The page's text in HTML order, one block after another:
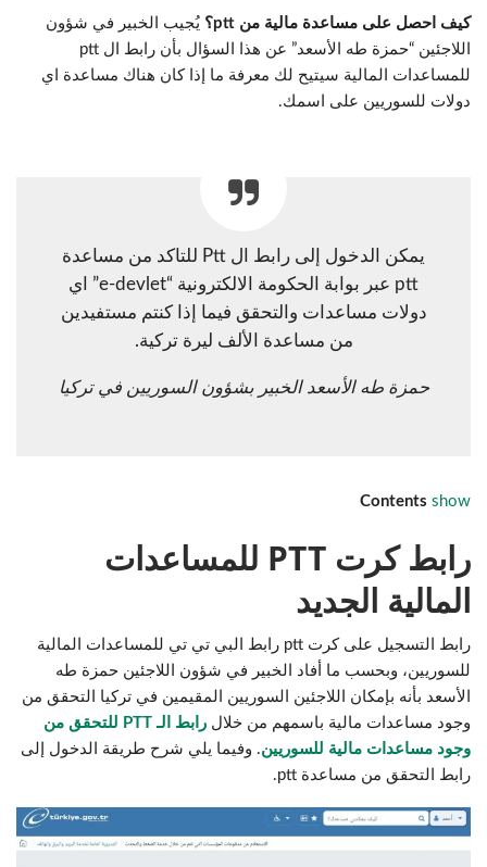
كيف احصل على مساعدة مالية من ptt؟
يُجيب الخبير في شؤون
اللاجئين “حمزة طه الأسعد” عن هذا السؤال بأن رابط ال ptt
للمساعدات المالية سيتيح لك معرفة ما إذا كان هناك مساعدة اي
دولات للسوريين على اسمك.
يمكن الدخول إلى رابط ال Ptt للتاكد من مساعدة
ptt عبر بوابة الحكومة الالكترونية “e-devlet” اي
دولات مساعدات والتحقق فيما إذا كنتم مستفيدين
من مساعدة الألف ليرة تركية.
حمزة طه الأسعد الخبير بشؤون السوريين في تركيا
Contents show
رابط كرت PTT للمساعدات
المالية الجديد
رابط التسجيل على كرت ptt رابط البي تي تي للمساعدات المالية
للسوريين، وبحسب ما أفاد الخبير في شؤون اللاجئين حمزة طه
الأسعد بأنه بإمكان اللاجئين السوريين المقيمين في تركيا التحقق من
وجود مساعدات مالية باسمهم من خلال
رابط الـ PTT للتحقق من
وجود مساعدات مالية للسوريين. وفيما يلي شرح طريقة الدخول إلى
رابط التحقق من مساعدة ptt.